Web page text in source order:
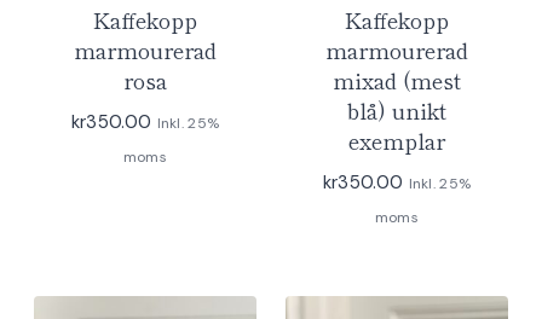
Kaffekopp
marmourerad
rosa
kr350.00 Inkl. 25%
moms
Kaffekopp
marmourerad
mixad (mest
blå) unikt
exemplar
kr350.00 Inkl. 25%
moms